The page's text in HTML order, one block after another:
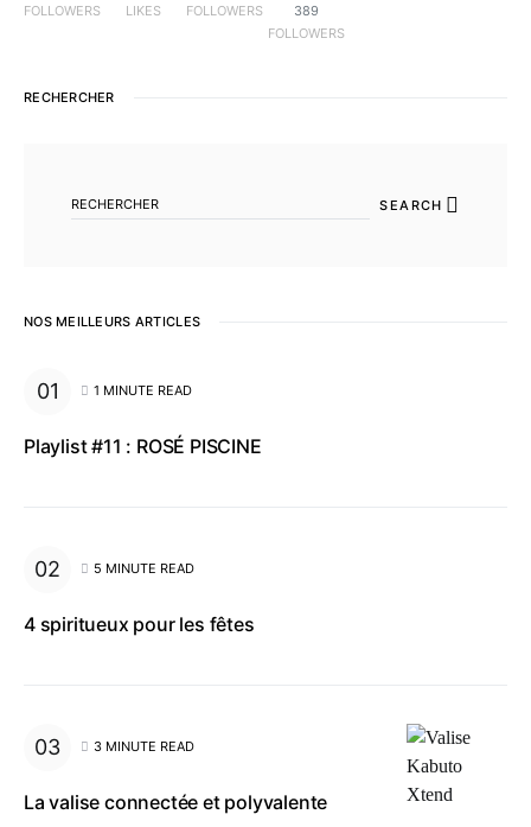
FOLLOWERS LIKES FOLLOWERS
389
FOLLOWERS
RECHERCHER
SEARCH
NOS MEILLEURS ARTICLES
1 MINUTE READ
Playlist #11 : ROSÉ PISCINE
5 MINUTE READ
4 spiritueux pour les fêtes
3 MINUTE READ
La valise connectée et polyvalente